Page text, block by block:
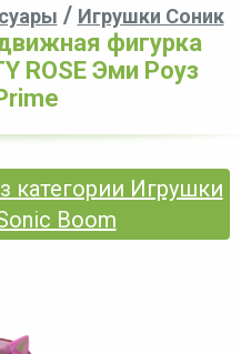
/ Игрушки Соник
фигурка
ROSE Эми Роуз
категории Игрушки
Boom